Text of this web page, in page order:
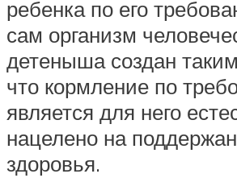
ребенка по его
сам организм
детеныша создан
что кормление по
является для него
нацелено на
здоровья.